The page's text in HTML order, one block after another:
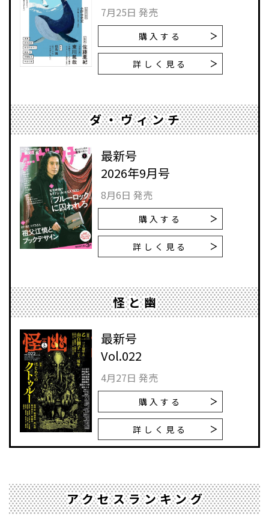
7月25日 発売
購入する
詳しく見る
ダ・ヴィンチ
最新号
2026年9月号
8月6日 発売
購入する
詳しく見る
怪と幽
最新号
Vol.022
4月27日 発売
購入する
詳しく見る
アクセスランキング